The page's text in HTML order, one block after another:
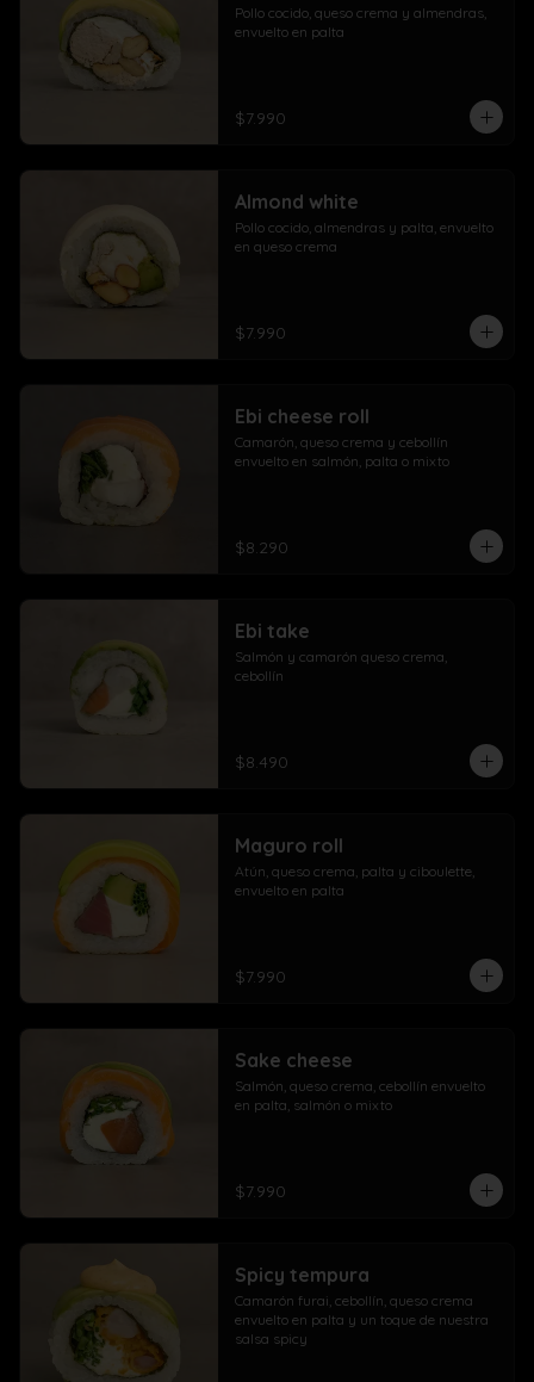
Pollo cocido, queso crema y almendras,
envuelto en palta
$7.990
Almond white
Pollo cocido, almendras y palta, envuelto
en queso crema
$7.990
Ebi cheese roll
Camarón, queso crema y cebollín
envuelto en salmón, palta o mixto
$8.290
Ebi take
Salmón y camarón queso crema,
cebollín
$8.490
Maguro roll
Atún, queso crema, palta y ciboulette,
envuelto en palta
$7.990
Sake cheese
Salmón, queso crema, cebollín envuelto
en palta, salmón o mixto
$7.990
Spicy tempura
Camarón furai, cebollín, queso crema
envuelto en palta y un toque de nuestra
salsa spicy